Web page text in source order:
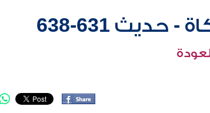
631-638